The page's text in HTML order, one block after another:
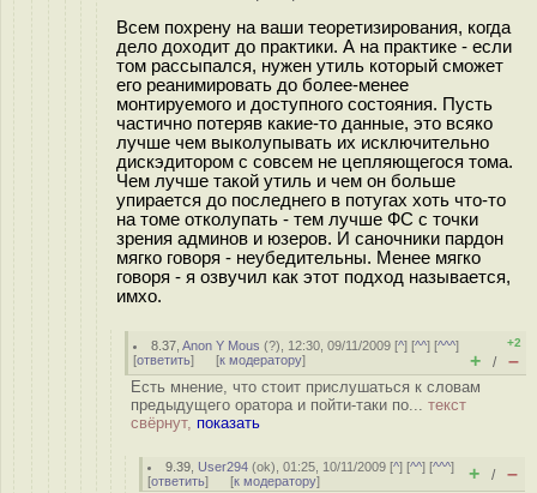
Всем похрену на ваши теоретизирования, когда
дело доходит до практики. А на практике - если
том рассыпался, нужен утиль который сможет
его реанимировать до более-менее
монтируемого и доступного состояния. Пусть
частично потеряв какие-то данные, это всяко
лучше чем выколупывать их исключительно
дискэдитором с совсем не цепляющегося тома.
Чем лучше такой утиль и чем он больше
упирается до последнего в потугах хоть что-то
на томе отколупать - тем лучше ФС с точки
зрения админов и юзеров. И саночники пардон
мягко говоря - неубедительны. Менее мягко
говоря - я озвучил как этот подход называется,
имхо.
8.37 ,Anon Y Mous (?), 12:30, 09/11/2009 [^] [^^] [^^^]
[ответить] [к модератору]
+2
+ / –
Есть мнение, что стоит прислушаться к словам
предыдущего оратора и пойти-таки по... текст
свёрнут, показать
9.39 User294 (ok), 01:25, 10/11/2009 [^] [^^] [^^^]
[ответить] [к модератору] + / –